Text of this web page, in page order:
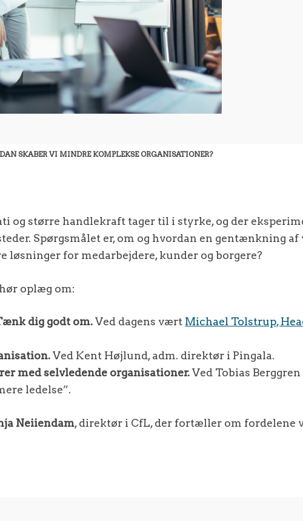
SKABER VI MINDRE KOMPLEKSE ORGANISATIONER?
og større handlekraft tager til i styrke, og der
Spørgsmålet er, om og hvordan en gentænkning
løsninger for medarbejdere, kunder og borgere?
oplæg om:
dig godt om.Ved dagens vært Michael Tolstrup,
Ved Kent Højlund, adm. direktør i Pingala.
med selvledende organisationer.Ved Tobias
ledelse”.
Neiiendam, direktør i CfL, der fortæller om fordelene